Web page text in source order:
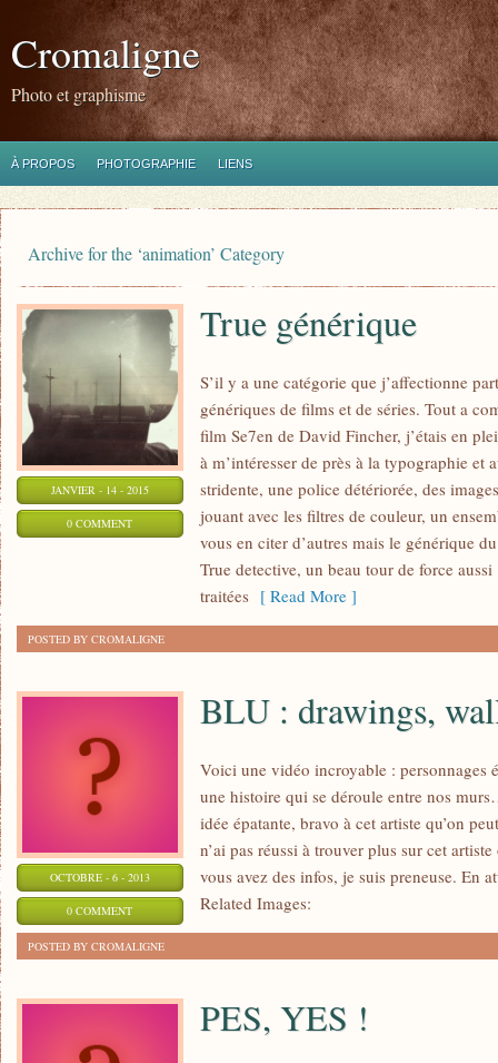
Cromaligne
Photo et graphisme
À PROPOS PHOTOGRAPHIE LIENS
Archive for the ‘animation’ Category
JANVIER - 14 - 2015
0 COMMENT
True générique
S’il y a une catégorie que j’affectionne
génériques de films et de séries. Tout a
film Se7en de David Fincher, j’étais en
à m’intéresser de près à la typographie et
stridente, une police détériorée, des
jouant avec les filtres de couleur, un
vous en citer d’autres mais le générique
True detective, un beau tour de force
traitées [ Read More ]
POSTED BY CROMALIGNE
OCTOBRE - 6 - 2013
0 COMMENT
BLU : drawings,
Voici une vidéo incroyable : personnages
une histoire qui se déroule entre nos
idée épatante, bravo à cet artiste qu’on
n’ai pas réussi à trouver plus sur cet
vous avez des infos, je suis preneuse. En
Related Images:
POSTED BY CROMALIGNE
PES, YES !